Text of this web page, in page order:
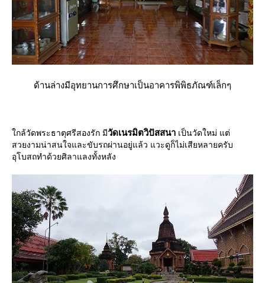
ด้านล่างมีอุทยานการศึกษาเป็นอาคารพิพิธภัณฑ์เล็กๆ
กล้วัดพระธาตุศรีสองรัก มีวัดเนรมิตวิปัสสนา เป็นวัดใหม่ แต่
สวยงามน่าสนใจและขับรถผ่านอยู่แล้ว แวะดูก็ไม่เสียหลายครับ
อุโบสถทำด้วยศิลาแลงทั้งหลัง